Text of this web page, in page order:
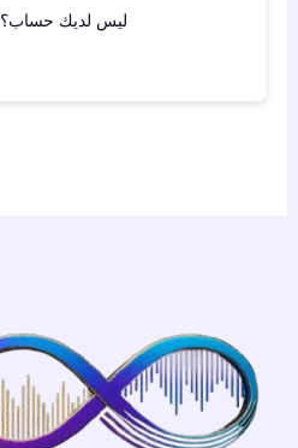
ليس لديك حساب؟